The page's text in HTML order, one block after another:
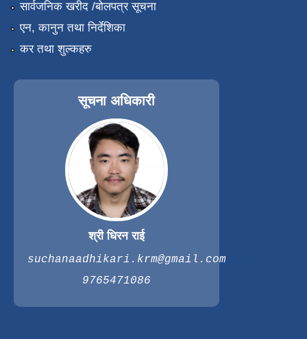
सार्वजनिक खरीद /बोलपत्र सूचना
एन, कानुन तथा निर्देशिका
कर तथा शुल्कहरु
सूचना अधिकारी
श्री धिरन राई
suchanaadhikari.krm@gmail.com
9765471086